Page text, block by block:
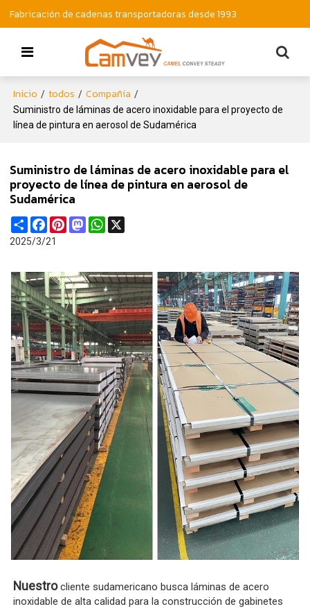
Fabricación de cadenas transportadoras desde 1993
Inicio / todos / Compañía /
Suministro de láminas de acero inoxidable para el proyecto de
línea de pintura en aerosol de Sudamérica
Suministro de láminas de acero inoxidable para el
proyecto de línea de pintura en aerosol de
Sudamérica
ShareFacebook
PinterestMastodonWhatsApp
2025/3/21
Nuestrocliente sudamericano busca láminas de acero
inoxidable de alta calidad para la construcción de gabinetes